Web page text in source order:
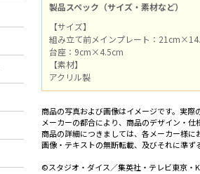
製品スペック（サイズ・素材など）
【サイズ】
組み立て前メインプレート：
台座：9cm×4.5cm
【素材】
アクリル製
商品の写真および画像はイメージです。実際
メーカーの都合により、商品のデザイン・仕
商品の詳細につきましては、各メーカー様に
画像・テキストの無断転載、及びそれに準ず
©スタジオ・ダイス／集英社・テレビ東京・